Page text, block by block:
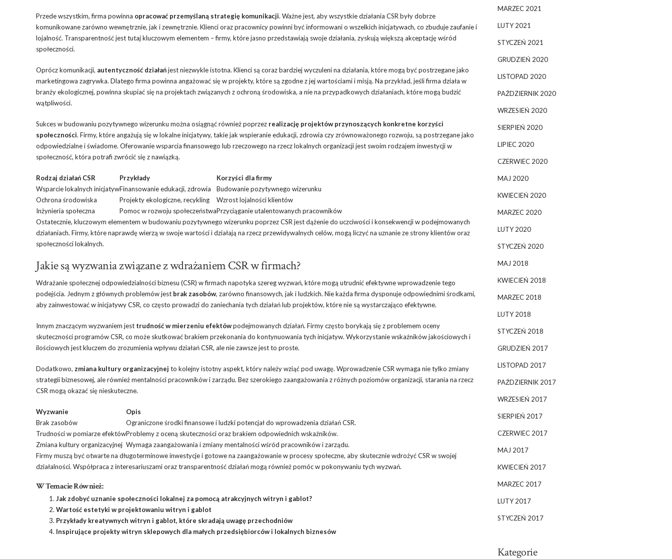
Przede wszystkim, firma powinna opracować przemyślaną strategię komunikacji. Ważne jest, aby wszystkie działania CSR były dobrze
komunikowane zarówno wewnętrznie, jak i zewnętrznie. Klienci oraz pracownicy powinni być informowani o wszelkich inicjatywach, co zbuduje zaufanie i
lojalność. Transparentność jest tutaj kluczowym elementem – firmy, które jasno przedstawiają swoje działania, zyskują większą akceptację wśród
społeczności.
Oprócz komunikacji, autentyczność działańjest niezwykle istotna. Klienci są coraz bardziej wyczuleni na działania, które mogą być postrzegane jako
marketingowa zagrywka. Dlatego firma powinna angażować się w projekty, które są zgodne z jej wartościami i misją. Na przykład, jeśli firma działa w
branży ekologicznej, powinna skupiać się na projektach związanych z ochroną środowiska, a nie na przypadkowych działaniach, które mogą budzić
wątpliwości.
Sukces w budowaniu pozytywnego wizerunku można osiągnąć również poprzez realizację projektów przynoszących konkretne korzyści
społeczności. Firmy, które angażują się w lokalne inicjatywy, takie jak wspieranie edukacji, zdrowia czy zrównoważonego rozwoju, są postrzegane jako
odpowiedzialne i świadome. Oferowanie wsparcia finansowego lub rzeczowego na rzecz lokalnych organizacji jest swoim rodzajem inwestycji w
społeczność, która potrafi zwrócić się z nawiązką.
Rodzaj działań CSR Przykłady
Korzyści dla firmy
Wsparcie lokalnych inicjatywFinansowanie edukacji, zdrowia
Budowanie pozytywnego wizerunku
Ochrona środowiska
Projekty ekologiczne, recykling
Wzrost lojalności klientów
Inżynieria społeczna
Pomoc w rozwoju społeczeństwaPrzyciąganie utalentowanych pracowników
Ostatecznie, kluczowym elementem w budowaniu pozytywnego wizerunku poprzez CSR jest dążenie do uczciwości i konsekwencji w podejmowanych
działaniach. Firmy, które naprawdę wierzą w swoje wartości i działają na rzecz przewidywalnych celów, mogą liczyć na uznanie ze strony klientów oraz
społeczności lokalnych.
Jakie są wyzwania związane z wdrażaniem CSR w firmach?
Wdrażanie społecznej odpowiedzialności biznesu (CSR) w firmach napotyka szereg wyzwań, które mogą utrudnić efektywne wprowadzenie tego
podejścia. Jednym z głównych problemów jest brak zasobów, zarówno finansowych, jak i ludzkich. Nie każda firma dysponuje odpowiednimi środkami,
aby zainwestować w inicjatywy CSR, co często prowadzi do zaniechania tych działań lub projektów, które nie są wystarczająco efektywne.
Innym znaczącym wyzwaniem jest trudność w mierzeniu efektówpodejmowanych działań. Firmy często borykają się z problemem oceny
skuteczności programów CSR, co może skutkować brakiem przekonania do kontynuowania tych inicjatyw. Wykorzystanie wskaźników jakościowych i
ilościowych jest kluczem do zrozumienia wpływu działań CSR, ale nie zawsze jest to proste.
Dodatkowo, zmiana kultury organizacyjnej to kolejny istotny aspekt, który należy wziąć pod uwagę. Wprowadzenie CSR wymaga nie tylko zmiany
strategii biznesowej, ale również mentalności pracowników i zarządu. Bez szerokiego zaangażowania z różnych poziomów organizacji, starania na rzecz
CSR mogą okazać się nieskuteczne.
Wyzwanie
Opis
Brak zasobów
Ograniczone środki finansowe i ludzki potencjał do wprowadzenia działań CSR.
Trudności w pomiarze efektówProblemy z oceną skuteczności oraz brakiem odpowiednich wskaźników.
Zmiana kultury organizacyjnej Wymaga zaangażowania i zmiany mentalności wśród pracowników i zarządu.
Firmy muszą być otwarte na długoterminowe inwestycje i gotowe na zaangażowanie w procesy społeczne, aby skutecznie wdrożyć CSR w swojej
działalności. Współpraca z interesariuszami oraz transparentność działań mogą również pomóc w pokonywaniu tych wyzwań.
W Temacie Również:
Jak zdobyć uznanie społeczności lokalnej za pomocą atrakcyjnych witryn i gablot?
Wartość estetyki w projektowaniu witryn i gablot
Przykłady kreatywnych witryn i gablot, które skradają uwagę przechodniów
Inspirujące projekty witryn sklepowych dla małych przedsiębiorców i lokalnych biznesów
MARZEC 2021
LUTY 2021
STYCZEŃ 2021
GRUDZIEŃ 2020
LISTOPAD 2020
PAŹDZIERNIK 2020
WRZESIEŃ 2020
SIERPIEŃ 2020
LIPIEC 2020
CZERWIEC 2020
MAJ 2020
KWIECIEŃ 2020
MARZEC 2020
LUTY 2020
STYCZEŃ 2020
MAJ 2018
KWIECIEŃ 2018
MARZEC 2018
LUTY 2018
STYCZEŃ 2018
GRUDZIEŃ 2017
LISTOPAD 2017
PAŹDZIERNIK 2017
WRZESIEŃ 2017
SIERPIEŃ 2017
CZERWIEC 2017
MAJ 2017
KWIECIEŃ 2017
MARZEC 2017
LUTY 2017
STYCZEŃ 2017
Kategorie